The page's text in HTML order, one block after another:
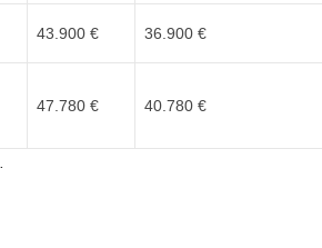
43.900 € 36.900 €
47.780 € 40.780 €